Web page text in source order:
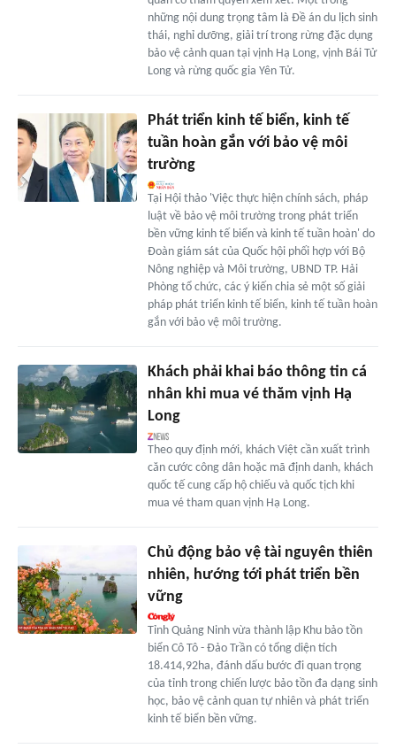
những nội dung trọng tâm là Đề án du lịch sinh
thái, nghỉ dưỡng, giải trí trong rừng đặc dụng
bảo vệ cảnh quan tại vịnh Hạ Long, vịnh Bái Tử
Long và rừng quốc gia Yên Tử.
Phát triển kinh tế biển, kinh tế
tuần hoàn gắn với bảo vệ môi
trường
Tại Hội thảo 'Việc thực hiện chính sách, pháp
luật về bảo vệ môi trường trong phát triển
bền vững kinh tế biển và kinh tế tuần hoàn' do
Đoàn giám sát của Quốc hội phối hợp với Bộ
Nông nghiệp và Môi trường, UBND TP. Hải
Phòng tổ chức, các ý kiến chia sẻ một số giải
pháp phát triển kinh tế biển, kinh tế tuần hoàn
gắn với bảo vệ môi trường.
Khách phải khai báo thông tin cá
nhân khi mua vé thăm vịnh Hạ
Long
Theo quy định mới, khách Việt cần xuất trình
căn cước công dân hoặc mã định danh, khách
quốc tế cung cấp hộ chiếu và quốc tịch khi
mua vé tham quan vịnh Hạ Long.
Chủ động bảo vệ tài nguyên thiên
nhiên, hướng tới phát triển bền
vững
Tỉnh Quảng Ninh vừa thành lập Khu bảo tồn
biển Cô Tô - Đảo Trần có tổng diện tích
18.414,92ha, đánh dấu bước đi quan trọng
của tỉnh trong chiến lược bảo tồn đa dạng sinh
học, bảo vệ cảnh quan tự nhiên và phát triển
kinh tế biển bền vững.